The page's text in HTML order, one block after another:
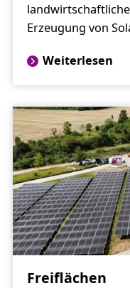
Erzeugung von
Weiterlesen
Freiflächen